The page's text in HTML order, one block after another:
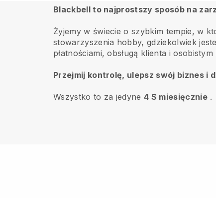
Blackbell to najprostszy sposób na
Żyjemy w świecie o szybkim tempie, w
stowarzyszenia hobby, gdziekolwiek
płatnościami, obsługą klienta i
Przejmij kontrolę, ulepsz swój biznes
Wszystko to za jedyne4 $ miesięcznie.